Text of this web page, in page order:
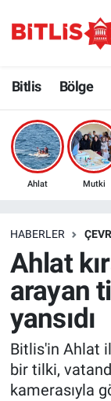
Bitlis Bölge
Ahlat Mutki
HABERLER
Ahlat
arayan
yansıdı
Bitlis'in Ahlat
bir tilki,
kamerasıyla
Bölge
Çevre
Eğitim
Ekonomi
Genel
Gündem
Bitlis
Süper Lig
Son
Haber